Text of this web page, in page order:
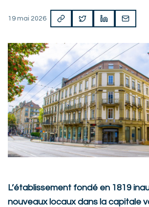
19 mai 2026
L’établissement fondé en 1819
nouveaux locaux dans la capitale